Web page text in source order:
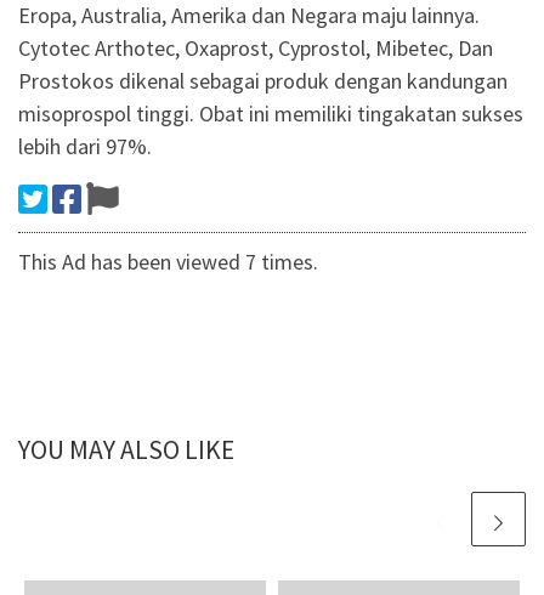
Eropa, Australia, Amerika dan Negara maju lainnya.
Cytotec Arthotec, Oxaprost, Cyprostol, Mibetec, Dan
Prostokos dikenal sebagai produk dengan kandungan
misoprospol tinggi. Obat ini memiliki tingakatan sukses
lebih dari 97%.
This Ad has been viewed 7 times.
YOU MAY ALSO LIKE